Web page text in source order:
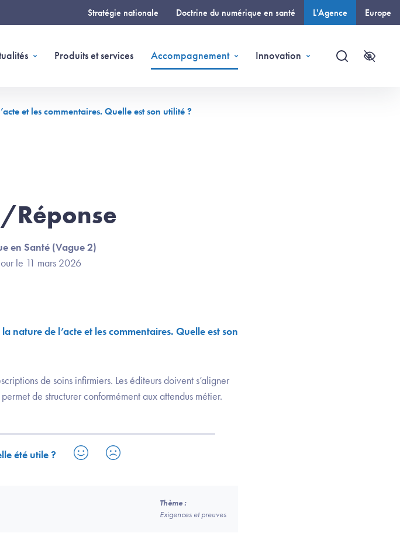
Stratégie nationale Doctrine du numérique en santé L'Agence Europe
Produits et services Accompagnement Innovation
Recherche
et les commentaires. Quelle est son utilité ?
Réponse
en Santé (Vague 2)
le 11 mars 2026
nature de l’acte et les commentaires. Quelle est son
de soins infirmiers. Les éditeurs doivent s’aligner
de structurer conformément aux attendus métier.
été utile ?
Thème :
Exigences et preuves